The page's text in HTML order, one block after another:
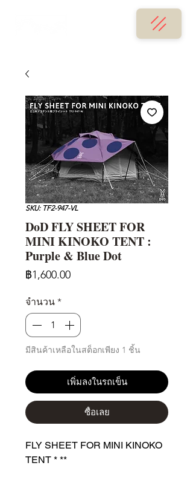
SKU: TF2-947-VL
DoD FLY SHEET FOR
MINI KINOKO TENT :
Purple & Blue Dot
฿1,600.00ราคา
จำนวน *
มีสินค้าเหลือในสต็อกเพียง 1 ชิ้น
เพิ่มลงในรถเข็น
ซื้อเลย
FLY SHEET FOR MINI KINOKO
TENT * **